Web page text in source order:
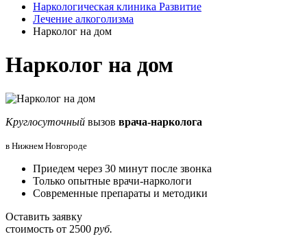
Наркологическая клиника Развитие
Лечение алкоголизма
Нарколог на дом
Нарколог на дом
Круглосуточный вызов врача-нарколога
в Нижнем Новгороде
Приедем через 30 минут после звонка
Только опытные врачи-наркологи
Современные препараты и методики
Оставить заявку
стоимость от 2500 руб.